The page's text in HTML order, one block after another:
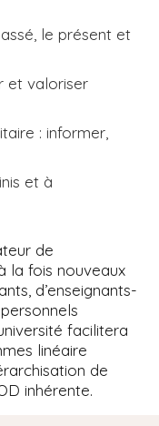
le présent et
et valoriser
: informer,
et à
de
la fois nouveaux
d’enseignants-
facilitera
linéaire
de
inhérente.